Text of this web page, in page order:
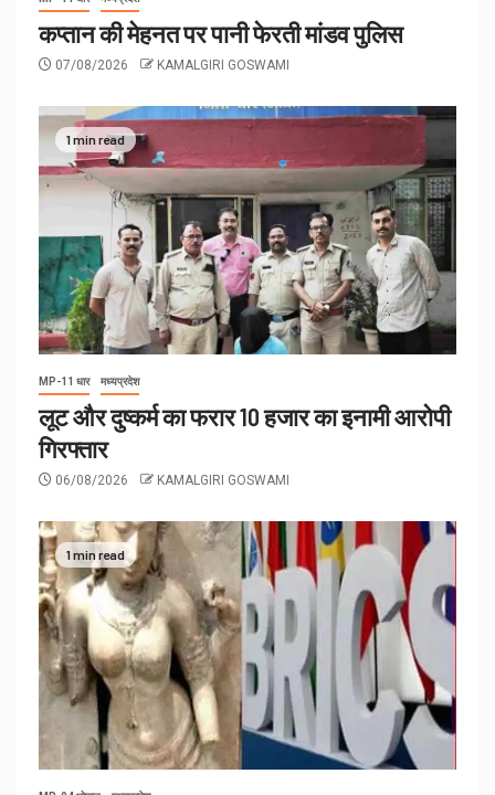
कप्तान की मेहनत पर पानी फेरती मांडव पुलिस
07/08/2026 KAMALGIRI GOSWAMI
1 min read
MP-11 धार मध्यप्रदेश
लूट और दुष्कर्म का फरार 10 हजार का इनामी आरोपी
गिरफ्तार
06/08/2026 KAMALGIRI GOSWAMI
1 min read